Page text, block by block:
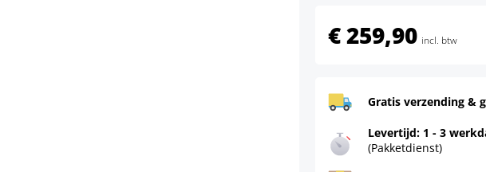
€ 259,90 incl. btw
Gratis verzending &
Levertijd: 1 - 3
(Pakketdienst)